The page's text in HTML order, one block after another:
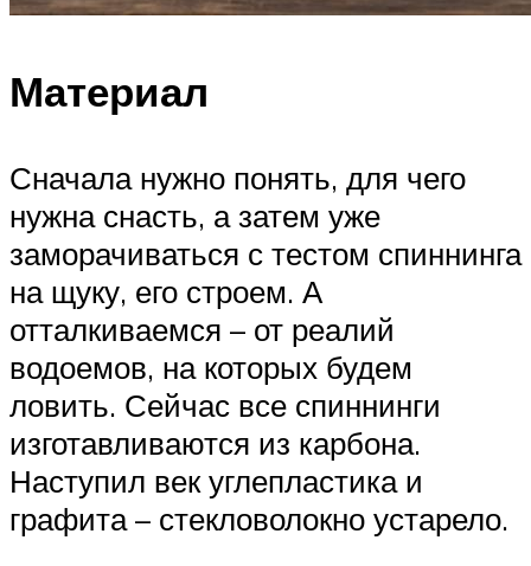
Материал
Сначала нужно понять, для чего
нужна снасть, а затем уже
заморачиваться с тестом спиннинга
на щуку, его строем. А
отталкиваемся – от реалий
водоемов, на которых будем
ловить. Сейчас все спиннинги
изготавливаются из карбона.
Наступил век углепластика и
графита – стекловолокно устарело.